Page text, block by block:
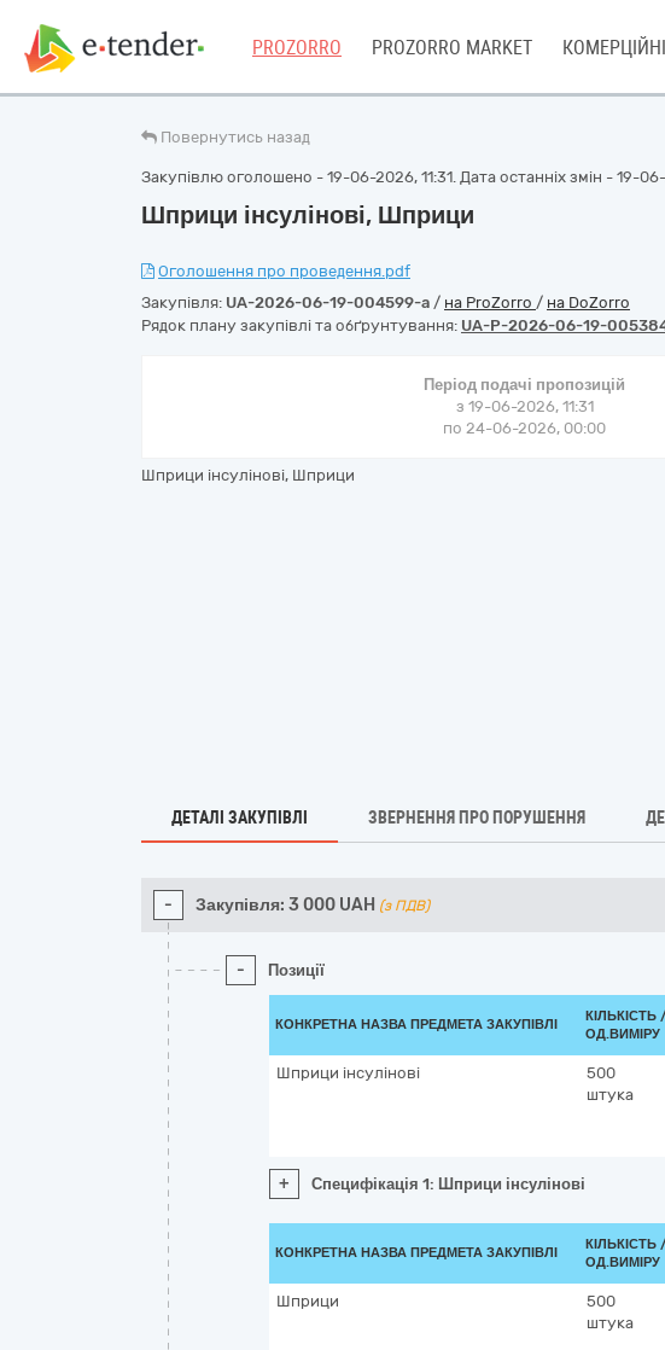
PROZORRO PROZORRO MARKET
Повернутись назад
Закупівлю оголошено - 19-06-2026, 11:31. Дата останніх змін - 19-06-
Шприци інсулінові, Шприци
Оголошення про проведення.pdf
Закупівля: UA-2026-06-19-004599-a / на ProZorro / на DoZorro
Рядок плану закупівлі та обґрунтування: UA-P-2026-06-19-
Період подачі пропозицій
з 19-06-2026, 11:31
по 24-06-2026, 00:00
Шприци інсулінові, Шприци
ДЕТАЛІ ЗАКУПІВЛІ ЗВЕРНЕННЯ ПРО ПОРУШЕННЯ
- Закупівля: 3 000 UAH (з ПДВ)
- Позиції
КОНКРЕТНА НАЗВА ПРЕДМЕТА ЗАКУПІВЛІ
КІЛЬКІСТЬ
ОД.ВИМІРУ
Шприци інсулінові
500
штука
+ Специфікація 1: Шприци інсулінові
КОНКРЕТНА НАЗВА ПРЕДМЕТА ЗАКУПІВЛІ
КІЛЬКІСТЬ
ОД.ВИМІРУ
Шприци
500
штука